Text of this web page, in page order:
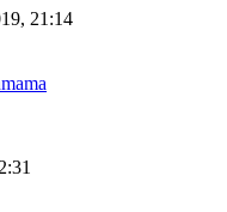
21:14